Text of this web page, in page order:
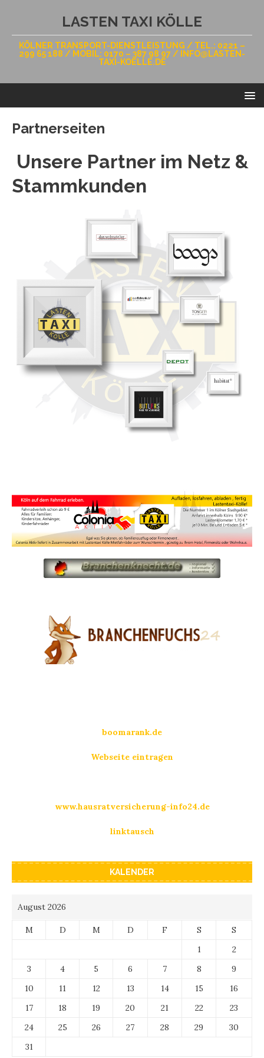
LASTEN TAXI KÖLLE
KÖLNER TRANSPORT-DIENSTLEISTUNG / TEL.: 0221 –
299 65 188 / MOBIL: 0170 – 387 98 97 / INFO@LASTEN-
TAXI-KOELLE.DE
Partnerseiten
Unsere Partner im Netz &
Stammkunden
boomarank.de
Webseite eintragen
www.hausratversicherung-info24.de
linktausch
KALENDER
August 2026
M D M D F S
S
1
2
3
4 5 6 7 8
9
10
11 12 13 14 15
16
17
18 19 20 21 22
23
24
25 26 27 28 29
30
31